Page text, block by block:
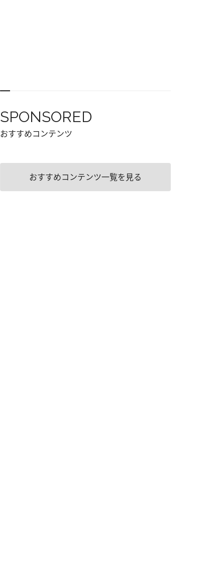
SPONSORED
おすすめコンテンツ
おすすめコンテンツ一覧を見る